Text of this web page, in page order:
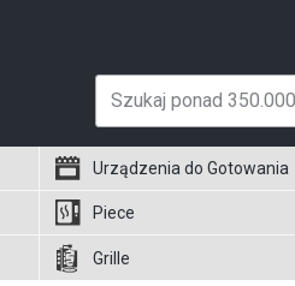
Urządzenia do Gotowania
Piece
Grille